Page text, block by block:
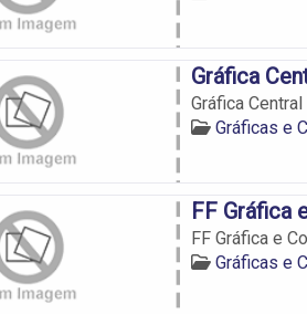
Gráfica
Gráfica Central
Gráficas e
FF Gráfica
FF Gráfica e
Gráficas e